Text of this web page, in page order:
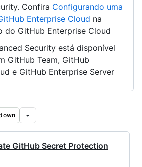
Confira Configurando uma
Enterprise Cloud na
do GitHub Enterprise Cloud
Security está disponível
GitHub Team, GitHub
e GitHub Enterprise Server
GitHub Secret Protection